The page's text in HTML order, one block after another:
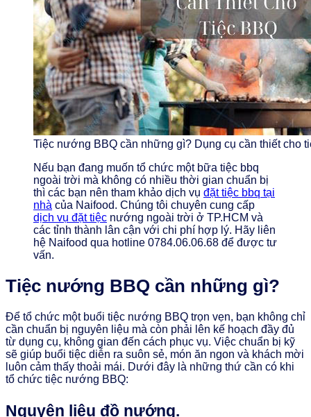
Tiệc nướng BBQ cần những gì? Dụng cụ cần thiết cho
Nếu bạn đang muốn tổ chức một bữa tiệc bbq
ngoài trời mà không có nhiều thời gian chuẩn bị
thì các bạn nên tham khảo dịch vụ đặt tiệc bbq tại
nhà của Naifood. Chúng tôi chuyên cung cấp
dịch vụ đặt tiệc nướng ngoài trời ở TP.HCM và
các tỉnh thành lân cận với chi phí hợp lý. Hãy liên
hệ Naifood qua hotline 0784.06.06.68 để được tư
vấn.
Tiệc nướng BBQ cần những gì?
Để tổ chức một buổi tiệc nướng BBQ trọn vẹn, bạn không chỉ
cần chuẩn bị nguyên liệu mà còn phải lên kế hoạch đầy đủ
từ dụng cụ, không gian đến cách phục vụ. Việc chuẩn bị kỹ
sẽ giúp buổi tiệc diễn ra suôn sẻ, món ăn ngon và khách mời
luôn cảm thấy thoải mái. Dưới đây là những thứ cần có khi
tổ chức tiệc nướng BBQ:
Nguyên liệu đồ nướng.